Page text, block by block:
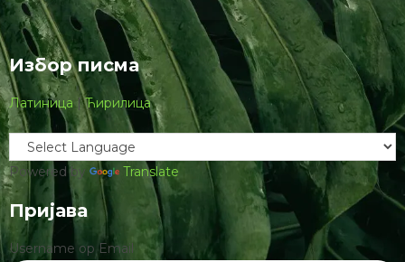
Избор писма
Латиница|Ћирилица
Powered by Translate
Пријава
Username ор Email